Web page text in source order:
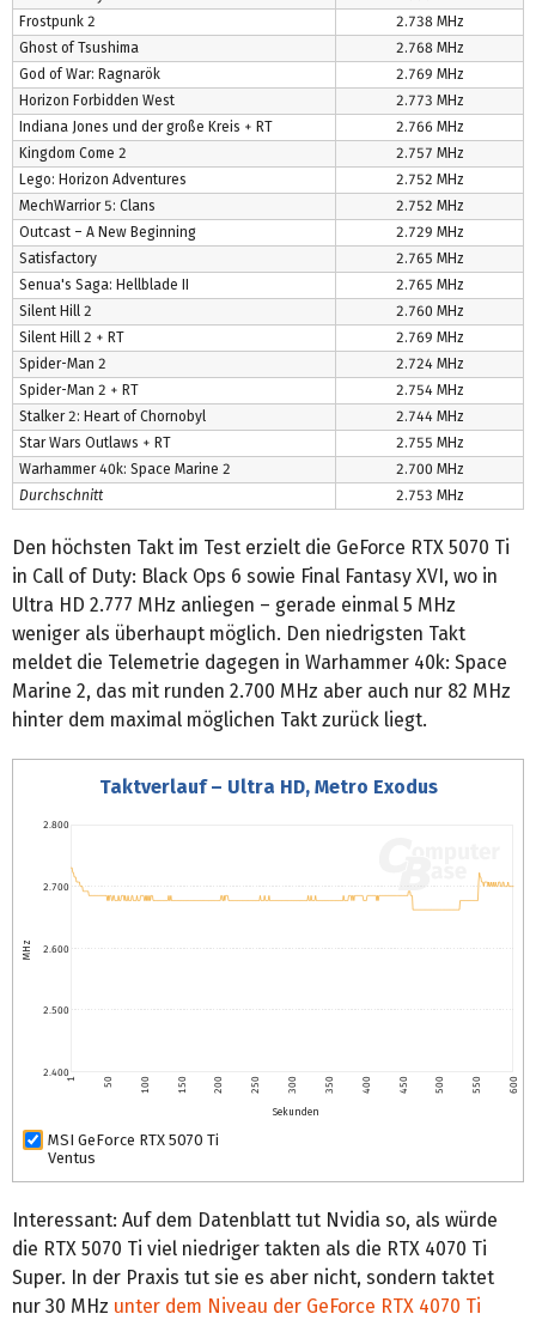
Frostpunk 2
2.738 MHz
Ghost of Tsushima
2.768 MHz
God of War: Ragnarök
2.769 MHz
Horizon Forbidden West
2.773 MHz
Indiana Jones und der große Kreis + RT
2.766 MHz
Kingdom Come 2
2.757 MHz
Lego: Horizon Adventures
2.752 MHz
MechWarrior 5: Clans
2.752 MHz
Outcast – A New Beginning
2.729 MHz
Satisfactory
2.765 MHz
Senua's Saga: Hellblade II
2.765 MHz
Silent Hill 2
2.760 MHz
Silent Hill 2 + RT
2.769 MHz
Spider-Man 2
2.724 MHz
Spider-Man 2 + RT
2.754 MHz
Stalker 2: Heart of Chornobyl
2.744 MHz
Star Wars Outlaws + RT
2.755 MHz
Warhammer 40k: Space Marine 2
2.700 MHz
Durchschnitt
2.753 MHz
Den höchsten Takt im Test erzielt die GeForce RTX 5070 Ti
in Call of Duty: Black Ops 6 sowie Final Fantasy XVI, wo in
Ultra HD 2.777 MHz anliegen – gerade einmal 5 MHz
weniger als überhaupt möglich. Den niedrigsten Takt
meldet die Telemetrie dagegen in Warhammer 40k: Space
Marine 2, das mit runden 2.700 MHz aber auch nur 82 MHz
hinter dem maximal möglichen Takt zurück liegt.
Taktverlauf – Ultra HD, Metro Exodus
2.400
2.500
2.600
2.700
2.800
MHz
1 50 100 150 200 250 300 350 400 450 500 550 600
Sekunden
MSI GeForce RTX 5070 Ti
Ventus
Interessant: Auf dem Datenblatt tut Nvidia so, als würde
die RTX 5070 Ti viel niedriger takten als die RTX 4070 Ti
Super. In der Praxis tut sie es aber nicht, sondern taktet
nur 30 MHz unter dem Niveau der GeForce RTX 4070 Ti